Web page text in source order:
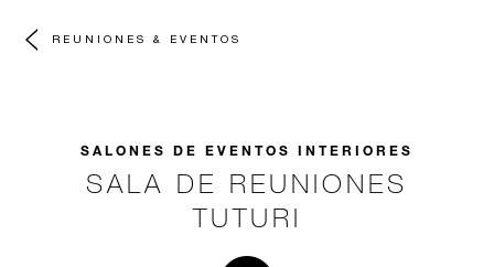
REUNIONES & EVENTOS
SALONES DE EVENTOS INTERIORES
SALA DE REUNIONES
TUTURI